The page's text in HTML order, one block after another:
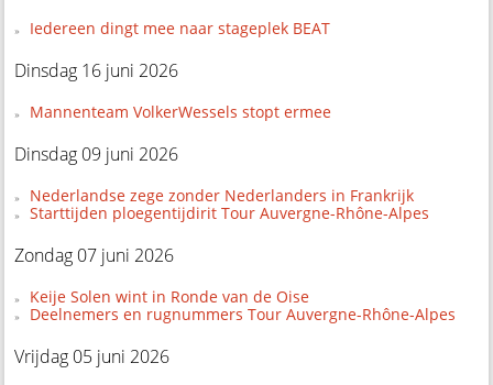
Iedereen dingt mee naar stageplek BEAT
Dinsdag 16 juni 2026
Mannenteam VolkerWessels stopt ermee
Dinsdag 09 juni 2026
Nederlandse zege zonder Nederlanders in Frankrijk
Starttijden ploegentijdirit Tour Auvergne-Rhône-Alpes
Zondag 07 juni 2026
Keije Solen wint in Ronde van de Oise
Deelnemers en rugnummers Tour Auvergne-Rhône-Alpes
Vrijdag 05 juni 2026